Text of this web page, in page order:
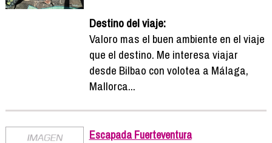
Destino del viaje:
Valoro mas el buen ambiente en el viaje
que el destino. Me interesa viajar
desde Bilbao con volotea a Málaga,
Mallorca...
Escapada Fuerteventura